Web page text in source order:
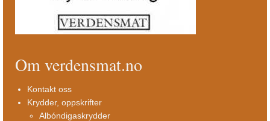
Om verdensmat.no
Kontakt oss
Krydder, oppskrifter
Albóndigaskrydder